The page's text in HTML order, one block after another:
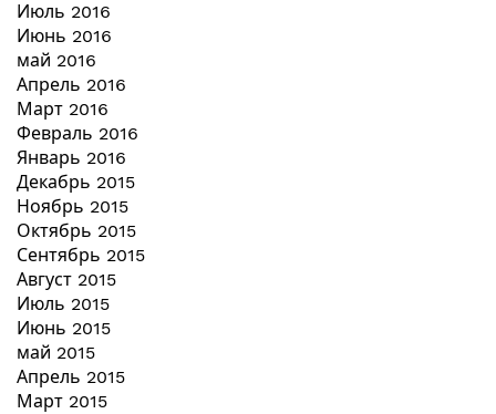
Июль 2016
Июнь 2016
май 2016
Апрель 2016
Март 2016
Февраль 2016
Январь 2016
Декабрь 2015
Ноябрь 2015
Октябрь 2015
Сентябрь 2015
Август 2015
Июль 2015
Июнь 2015
май 2015
Апрель 2015
Март 2015